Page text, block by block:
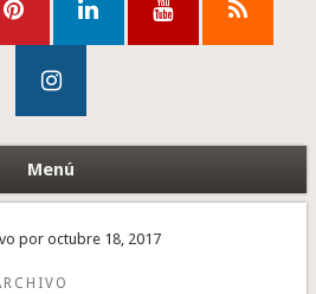
Menú
por octubre 18, 2017